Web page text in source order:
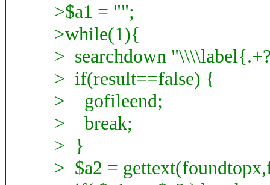
>$a1 = "";
>while(1){
> searchdown
> if(result==false) {
> gofileend;
> break;
> }
> $a2 =